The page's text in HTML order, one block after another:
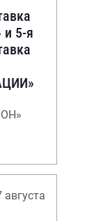
5-я
августа